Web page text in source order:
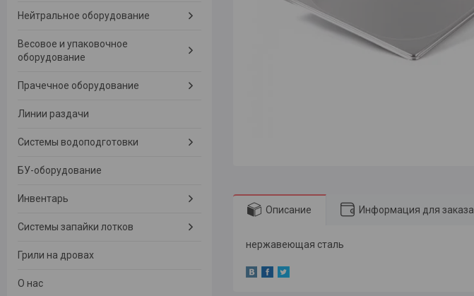
Описание Информация для заказа
нержавеющая сталь
Нейтральное оборудование
Весовое и упаковочное
оборудование
Прачечное оборудование
Линии раздачи
Системы водоподготовки
БУ-оборудование
Инвентарь
Системы запайки лотков
Грили на дровах
О нас